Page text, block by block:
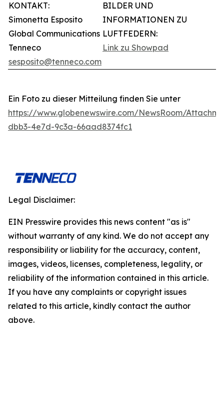
KONTAKT:
Simonetta Esposito
Global Communications
Tenneco
sesposito@tenneco.com
BILDER UND
INFORMATIONEN ZU
LUFTFEDERN:
Link zu Showpad
Ein Foto zu dieser Mitteilung finden Sie unter
https://www.globenewswire.com/NewsRoom/
dbb3-4e7d-9c3a-66aad8374fc1
Legal Disclaimer:
EIN Presswire provides this news content "as is"
without warranty of any kind. We do not accept any
responsibility or liability for the accuracy, content,
images, videos, licenses, completeness, legality, or
reliability of the information contained in this article.
If you have any complaints or copyright issues
related to this article, kindly contact the author
above.